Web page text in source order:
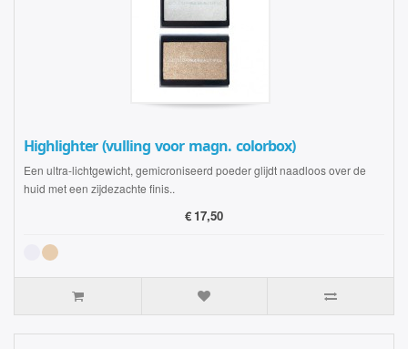
Highlighter (vulling voor magn. colorbox)
Een ultra-lichtgewicht, gemicroniseerd poeder glijdt naadloos over de
huid met een zijdezachte finis..
€ 17,50